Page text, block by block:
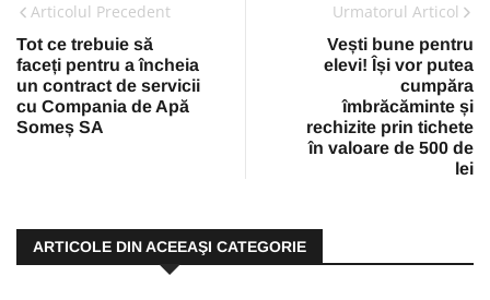
Articolul Precedent
Tot ce trebuie să
faceți pentru a încheia
un contract de servicii
cu Compania de Apă
Someș SA
Urmatorul Articol
Vești bune pentru
elevi! Își vor putea
cumpăra
îmbrăcăminte și
rechizite prin tichete
în valoare de 500 de
lei
ARTICOLE DIN ACEEAŞI CATEGORIE